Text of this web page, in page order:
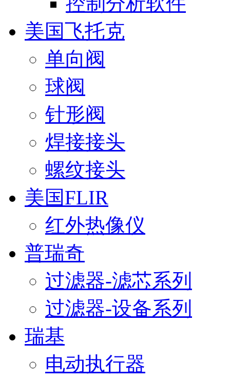
美国飞托克
单向阀
球阀
针形阀
焊接接头
螺纹接头
美国FLIR
红外热像仪
普瑞奇
过滤器-滤芯系列
过滤器-设备系列
瑞基
电动执行器